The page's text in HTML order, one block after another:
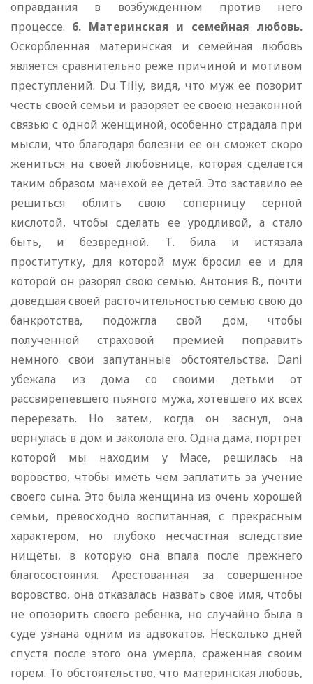
оправдания в возбужденном против него
процессе. 6. Материнская и семейная любовь.
Оскорбленная материнская и семейная любовь
является сравнительно реже причиной и мотивом
преступлений. Du Tilly, видя, что муж ее позорит
честь своей семьи и разоряет ее своею незаконной
связью с одной женщиной, особенно страдала при
мысли, что благодаря болезни ее он сможет скоро
жениться на своей любовнице, которая сделается
таким образом мачехой ее детей. Это заставило ее
решиться облить свою соперницу серной
кислотой, чтобы сделать ее уродливой, а стало
быть, и безвредной. Т. била и истязала
проститутку, для которой муж бросил ее и для
которой он разорял свою семью. Антония В., почти
доведшая своей расточительностью семью свою до
банкротства, подожгла свой дом, чтобы
полученной страховой премией поправить
немного свои запутанные обстоятельства. Dani
убежала из дома со своими детьми от
рассвирепевшего пьяного мужа, хотевшего их всех
перерезать. Но затем, когда он заснул, она
вернулась в дом и заколола его. Одна дама, портрет
которой мы находим у Mace, решилась на
воровство, чтобы иметь чем заплатить за учение
своего сына. Это была женщина из очень хорошей
семьи, превосходно воспитанная, с прекрасным
характером, но глубоко несчастная вследствие
нищеты, в которую она впала после прежнего
благосостояния. Арестованная за совершенное
воровство, она отказалась назвать свое имя, чтобы
не опозорить своего ребенка, но случайно была в
суде узнана одним из адвокатов. Несколько дней
спустя после этого она умерла, сраженная своим
горем. То обстоятельство, что материнская любовь,